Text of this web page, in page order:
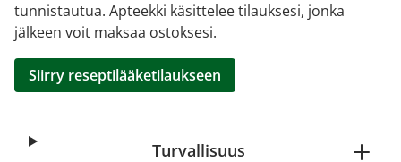
tunnistautua. Apteekki käsittelee tilauksesi, jonka
jälkeen voit maksaa ostoksesi.
Siirry reseptilääketilaukseen
Turvallisuus